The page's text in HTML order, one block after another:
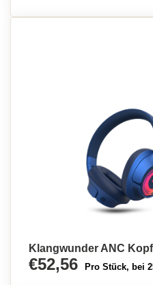
Klangwunder ANC
€52,56 Pro Stück, bei